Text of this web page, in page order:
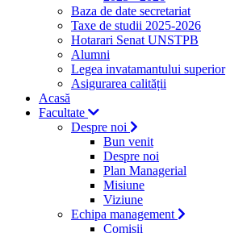
Baza de date secretariat
Taxe de studii 2025-2026
Hotarari Senat UNSTPB
Alumni
Legea invatamantului superior
Asigurarea calității
Acasă
Facultate
Despre noi
Bun venit
Despre noi
Plan Managerial
Misiune
Viziune
Echipa management
Comisii